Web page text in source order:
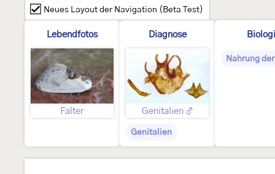
Neues Layout der Navigation (Beta Test)
Lebendfotos
Falter
Diagnose
Genitalien ♂
Genitalien
Nahrung